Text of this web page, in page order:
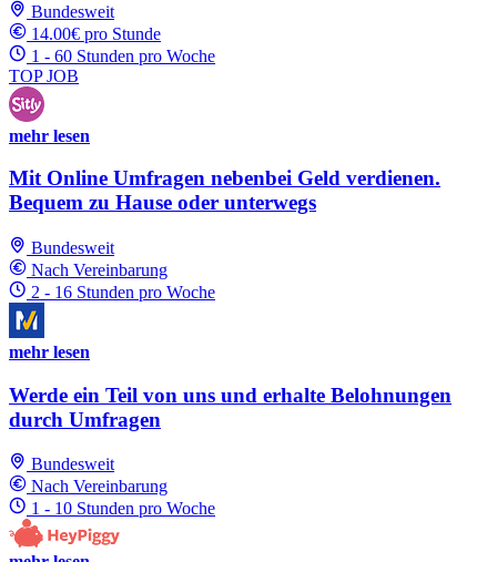
Bundesweit
14.00€ pro Stunde
1 - 60 Stunden pro Woche
TOP JOB
mehr lesen
Mit Online Umfragen nebenbei Geld verdienen.
Bequem zu Hause oder unterwegs
Bundesweit
Nach Vereinbarung
2 - 16 Stunden pro Woche
mehr lesen
Werde ein Teil von uns und erhalte Belohnungen
durch Umfragen
Bundesweit
Nach Vereinbarung
1 - 10 Stunden pro Woche